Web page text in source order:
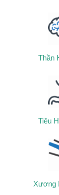
Thần
Tiêu
Xương